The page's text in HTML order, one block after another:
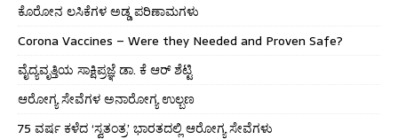
ಕೊರೋನ ಲಸಿಕೆಗಳ ಅಡ್ಡ ಪರಿಣಾಮಗಳು
Corona Vaccines – Were they Needed and Proven Safe?
ವೈದ್ಯವೃತ್ತಿಯ ಸಾಕ್ಷಿಪ್ರಜ್ಞೆ ಡಾ. ಕೆ ಆರ್ ಶೆಟ್ಟಿ
ಆರೋಗ್ಯ ಸೇವೆಗಳ ಅನಾರೋಗ್ಯ ಉಲ್ಬಣ
75 ವರ್ಷ ಕಳೆದ ‘ಸ್ವತಂತ್ರ’ ಭಾರತದಲ್ಲಿ ಆರೋಗ್ಯ ಸೇವೆಗಳು